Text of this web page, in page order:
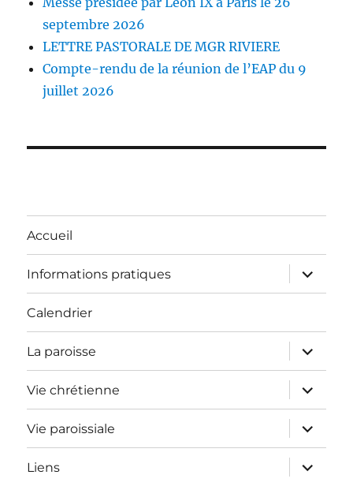
septembre 2026
LETTRE PASTORALE DE MGR RIVIERE
Compte-rendu de la réunion de l’EAP du 9
juillet 2026
Accueil
Informations pratiques
ouvrir
le
sous-
Calendrier
La paroisse
ouvrir
le
sous-
menu
Vie chrétienne
ouvrir
le
sous-
menu
Vie paroissiale
ouvrir
le
sous-
menu
Liens
ouvrir
le